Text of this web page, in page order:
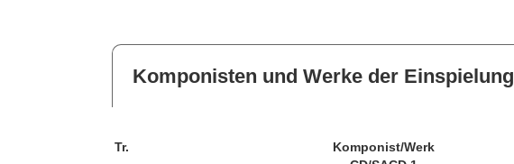
Komponisten und Werke der Einspielung
Tr. Komponist/Werk